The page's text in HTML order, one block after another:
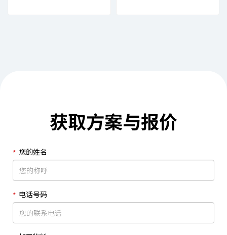
获取方案与报价
您的姓名
电话号码